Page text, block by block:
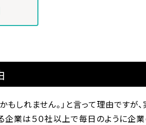
もしれません。」と言って理由ですが
企業は５０社以上で毎日のように企